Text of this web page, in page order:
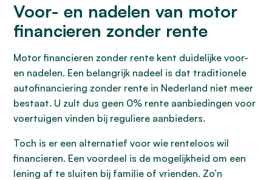
Voor- en nadelen van motor
financieren zonder rente
Motor financieren zonder rente kent duidelijke voor-
en nadelen. Een belangrijk nadeel is dat traditionele
autofinanciering zonder rente in Nederland niet meer
bestaat. U zult dus geen 0% rente aanbiedingen voor
voertuigen vinden bij reguliere aanbieders.
Toch is er een alternatief voor wie renteloos wil
financieren. Een voordeel is de mogelijkheid om een
lening af te sluiten bij familie of vrienden. Zo’n